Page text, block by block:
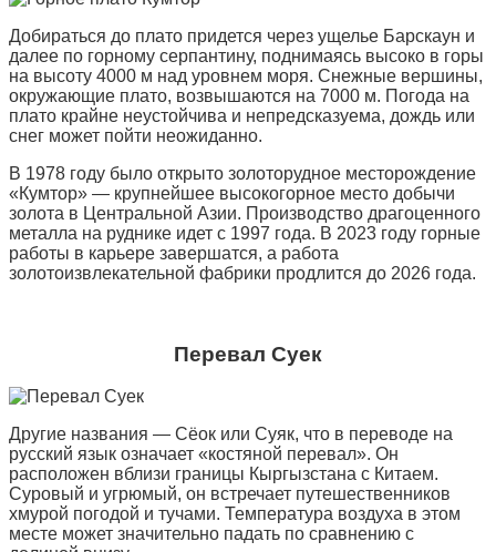
Добираться до плато придется через ущелье Барскаун и
далее по горному серпантину, поднимаясь высоко в горы
на высоту 4000 м над уровнем моря. Снежные вершины,
окружающие плато, возвышаются на 7000 м. Погода на
плато крайне неустойчива и непредсказуема, дождь или
снег может пойти неожиданно.
В 1978 году было открыто золоторудное месторождение
«Кумтор» — крупнейшее высокогорное место добычи
золота в Центральной Азии. Производство драгоценного
металла на руднике идет с 1997 года. В 2023 году горные
работы в карьере завершатся, а работа
золотоизвлекательной фабрики продлится до 2026 года.
Перевал Суек
Другие названия — Сёок или Суяк, что в переводе на
русский язык означает «костяной перевал». Он
расположен вблизи границы Кыргызстана с Китаем.
Суровый и угрюмый, он встречает путешественников
хмурой погодой и тучами. Температура воздуха в этом
месте может значительно падать по сравнению с